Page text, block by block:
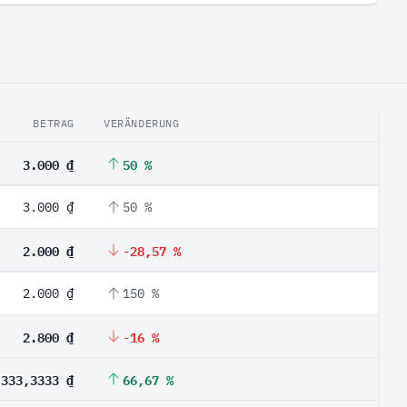
BETRAG VERÄNDERUNG
3.000 ₫ 50 %
3.000 ₫ 50 %
2.000 ₫ -28,57 %
2.000 ₫ 150 %
2.800 ₫ -16 %
₫ 66,67 %